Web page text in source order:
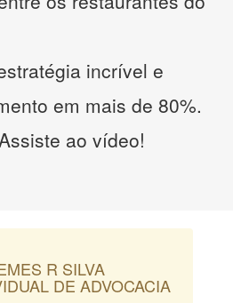
incrível e
em mais de 80%.
ao vídeo!
R SILVA
DE ADVOCACIA